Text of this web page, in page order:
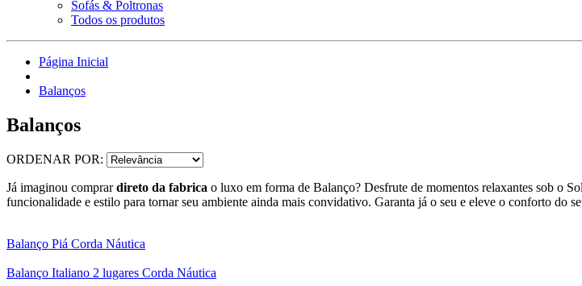
Sofás & Poltronas
Todos os produtos
Página Inicial
Balanços
Balanços
ORDENAR POR:
Já imaginou comprardireto da fabrica o luxo em forma de Balanço? Desfrute de momentos relaxantes sob o
funcionalidade e estilo para tornar seu ambiente ainda mais convidativo. Garanta já o seu e eleve o conforto do
Balanço Piá Corda Náutica
Balanço Italiano 2 lugares Corda Náutica